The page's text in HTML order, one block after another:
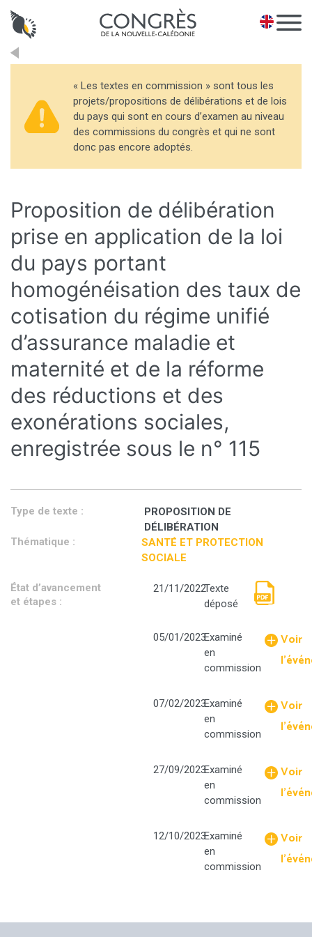
EN
« Les textes en commission » sont tous les
projets/propositions de délibérations et de lois
du pays qui sont en cours d’examen au niveau
des commissions du congrès et qui ne sont
donc pas encore adoptés.
Proposition de délibération
prise en application de la loi
du pays portant
homogénéisation des taux de
cotisation du régime unifié
d’assurance maladie et
maternité et de la réforme
des réductions et des
exonérations sociales,
enregistrée sous le n° 115
Type de texte :
PROPOSITION DE
DÉLIBÉRATION
Thématique :
SANTÉ ET PROTECTION
SOCIALE
État d’avancement
et étapes :
21/11/2022Texte
déposé
du
05/01/2023Examiné
en
commission
Voir
07/02/2023Examiné
en
commission
Voir
27/09/2023Examiné
en
commission
Voir
12/10/2023Examiné
en
commission
Voir
Panneau de gestion des cookies